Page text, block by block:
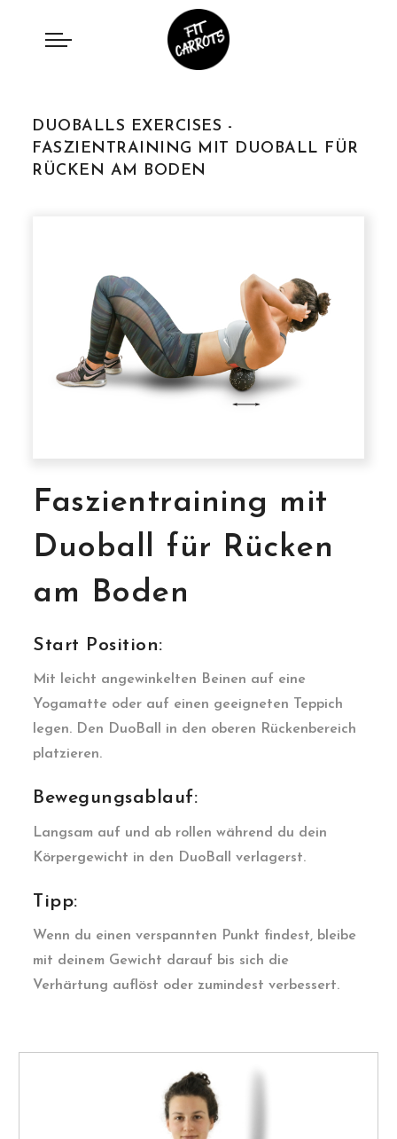
DUOBALLS EXERCISES -
FASZIENTRAINING MIT DUOBALL FÜR
RÜCKEN AM BODEN
Faszientraining mit
Duoball für Rücken
am Boden
Start Position:
Mit leicht angewinkelten Beinen auf eine
Yogamatte oder auf einen geeigneten Teppich
legen. Den DuoBall in den oberen Rückenbereich
platzieren.
Bewegungsablauf:
Langsam auf und ab rollen während du dein
Körpergewicht in den DuoBall verlagerst.
Tipp:
Wenn du einen verspannten Punkt findest, bleibe
mit deinem Gewicht darauf bis sich die
Verhärtung auflöst oder zumindest verbessert.